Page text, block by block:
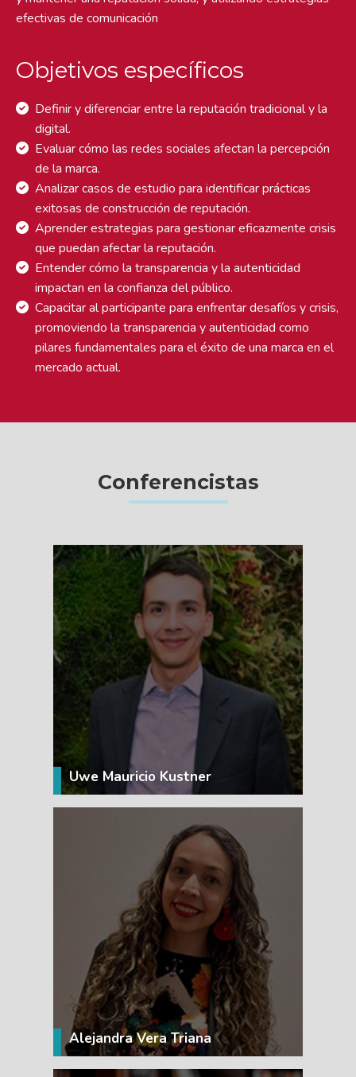
efectivas de comunicación
Objetivos específicos
Definir y diferenciar entre la reputación tradicional y la
digital.
Evaluar cómo las redes sociales afectan la percepción
de la marca.
Analizar casos de estudio para identificar prácticas
exitosas de construcción de reputación.
Aprender estrategias para gestionar eficazmente crisis
que puedan afectar la reputación.
Entender cómo la transparencia y la autenticidad
impactan en la confianza del público.
Capacitar al participante para enfrentar desafíos y crisis,
promoviendo la transparencia y autenticidad como
pilares fundamentales para el éxito de una marca en el
mercado actual.
Conferencistas
VER MÁS
Uwe Mauricio Kustner
VER MÁS
Alejandra Vera Triana